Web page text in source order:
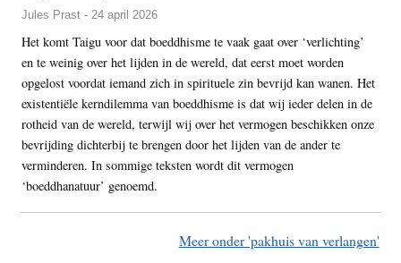
Jules Prast - 24 april 2026
Het komt Taigu voor dat boeddhisme te vaak gaat over ‘verlichting’
en te weinig over het lijden in de wereld, dat eerst moet worden
opgelost voordat iemand zich in spirituele zin bevrijd kan wanen. Het
existentiële kerndilemma van boeddhisme is dat wij ieder delen in de
rotheid van de wereld, terwijl wij over het vermogen beschikken onze
bevrijding dichterbij te brengen door het lijden van de ander te
verminderen. In sommige teksten wordt dit vermogen
‘boeddhanatuur’ genoemd.
Meer onder 'pakhuis van verlangen'